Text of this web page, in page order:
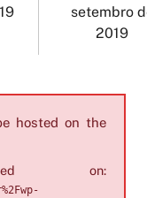
setembro
2019
hosted on the
on: